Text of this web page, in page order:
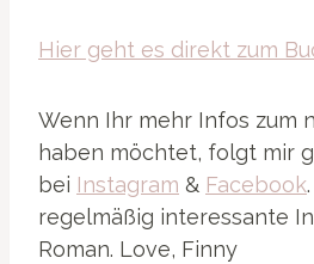
Hier geht es direkt zum
Wenn Ihr mehr Infos zum
haben möchtet, folgt mir
bei Instagram & Facebook
regelmäßig interessante
Roman. Love, Finny